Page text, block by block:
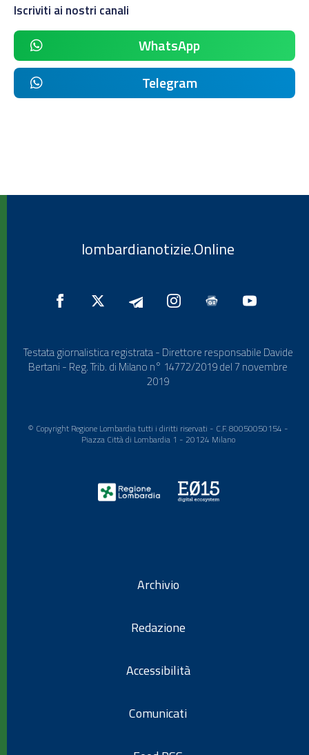
Iscriviti ai nostri canali
WhatsApp
Telegram
lombardianotizie.Online
Testata giornalistica registrata - Direttore responsabile Davide
Bertani - Reg. Trib. di Milano n° 14772/2019 del 7 novembre
2019
© Copyright Regione Lombardia tutti i diritti riservati - C.F. 80050050154 -
Piazza Città di Lombardia 1 - 20124 Milano
Archivio
Redazione
Accessibilità
Comunicati